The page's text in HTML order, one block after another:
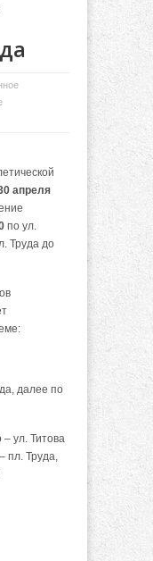
апреля
по ул.
Труда до
далее по
ул. Титова
пл. Труда,